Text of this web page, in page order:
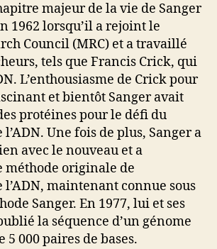
majeur de la vie de Sanger
1962 lorsqu’il a rejoint le
Council (MRC) et a travaillé
tels que Francis Crick, qui
L’enthousiasme de Crick pour
et bientôt Sanger avait
protéines pour le défi du
l’ADN. Une fois de plus, Sanger a
avec le nouveau et a
méthode originale de
l’ADN, maintenant connue sous
Sanger. En 1977, lui et ses
la séquence d’un génome
5 000 paires de bases.